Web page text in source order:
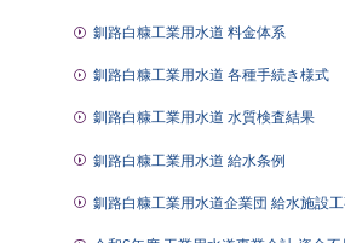
釧路白糠工業用水道 料金体系
釧路白糠工業用水道 各種手続き様式
釧路白糠工業用水道 水質検査結果
釧路白糠工業用水道 給水条例
釧路白糠工業用水道企業団 給水施設